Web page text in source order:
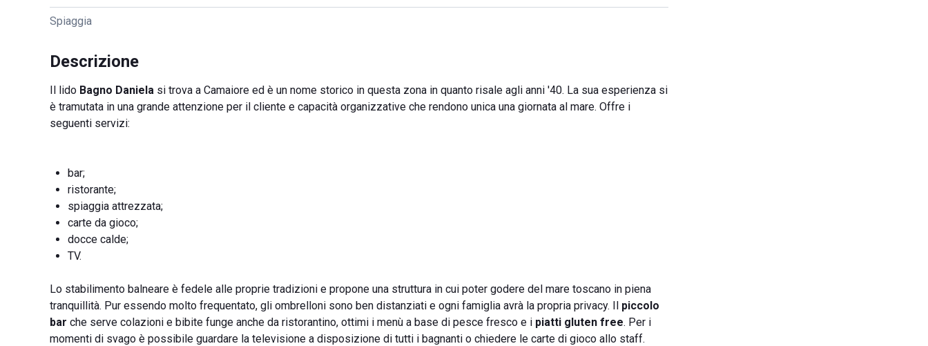
Spiaggia
Descrizione
Il lido Bagno Daniela si trova a Camaiore ed è un nome storico in questa zona in quanto risale agli anni '40. La sua esperienza si
è tramutata in una grande attenzione per il cliente e capacità organizzative che rendono unica una giornata al mare. Offre i
seguenti servizi:
bar;
ristorante;
spiaggia attrezzata;
carte da gioco;
docce calde;
TV.
Lo stabilimento balneare è fedele alle proprie tradizioni e propone una struttura in cui poter godere del mare toscano in piena
tranquillità. Pur essendo molto frequentato, gli ombrelloni sono ben distanziati e ogni famiglia avrà la propria privacy. Il piccolo
bar che serve colazioni e bibite funge anche da ristorantino, ottimi i menù a base di pesce fresco e i piatti gluten free. Per i
momenti di svago è possibile guardare la televisione a disposizione di tutti i bagnanti o chiedere le carte di gioco allo staff.